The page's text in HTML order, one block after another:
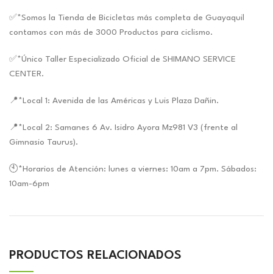
✅*Somos la Tienda de Bicicletas más completa de Guayaquil
contamos con más de 3000 Productos para ciclismo.
✅*Único Taller Especializado Oficial de SHIMANO SERVICE
CENTER.
📍*Local 1: Avenida de las Américas y Luis Plaza Dañin.
📍*Local 2: Samanes 6 Av. Isidro Ayora Mz981 V3 (frente al
Gimnasio Taurus).
🕙*Horarios de Atención: lunes a viernes: 10am a 7pm. Sábados:
10am-6pm
PRODUCTOS RELACIONADOS